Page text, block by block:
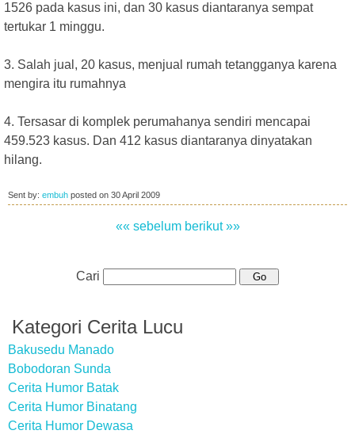
1526 pada kasus ini, dan 30 kasus diantaranya sempat
tertukar 1 minggu.
3. Salah jual, 20 kasus, menjual rumah tetangganya karena
mengira itu rumahnya
4. Tersasar di komplek perumahanya sendiri mencapai
459.523 kasus. Dan 412 kasus diantaranya dinyatakan
hilang.
Sent by: embuh posted on 30 April 2009
«« sebelum berikut »»
Cari
Kategori Cerita Lucu
Bakusedu Manado
Bobodoran Sunda
Cerita Humor Batak
Cerita Humor Binatang
Cerita Humor Dewasa